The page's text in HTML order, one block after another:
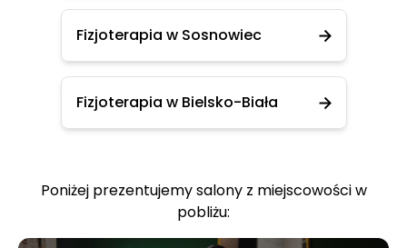
Fizjoterapia w Sosnowiec
Fizjoterapia w Bielsko-Biała
Poniżej prezentujemy salony z miejscowości w
pobliżu: